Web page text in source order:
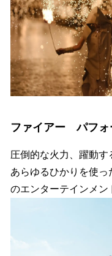
ファイアー パフォ
圧倒的な火力、躍動す
あらゆるひかりを使
のエンターテインメン